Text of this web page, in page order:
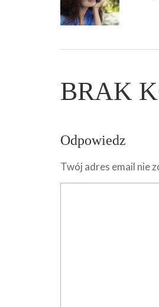
BRAK
Odpowiedz
Twój adres email nie